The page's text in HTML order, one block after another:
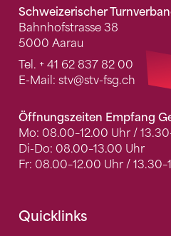
Schweizerischer
Bahnhofstrasse 38
5000 Aarau
Tel. + 41 62 837 82 00
E-Mail: stv@stv-fsg.ch
Öffnungszeiten Empfang
Mo: 08.00–12.00 Uhr /
Di-Do: 08.00–13.00 Uhr
Fr: 08.00–12.00 Uhr /
Quicklinks